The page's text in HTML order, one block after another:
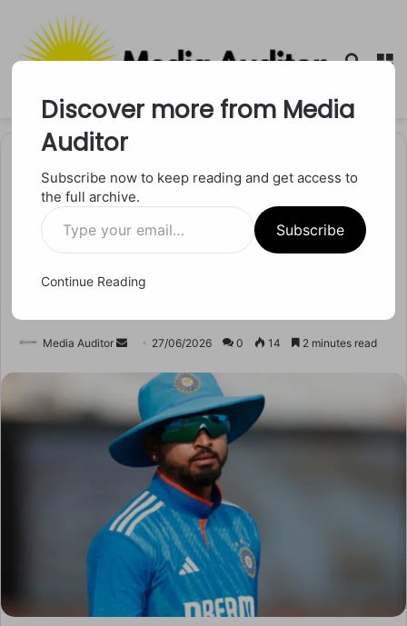
Search
खेल
टी20 वर्ल्ड कप जीतने के बाद भारत
Media Auditor
Send
email
27/06/2026 0 14 2 minutes read
Discover more from Media
Auditor
Subscribe now to keep reading and get access to
the full archive.
Type
your
email…
Subscribe
Continue Reading